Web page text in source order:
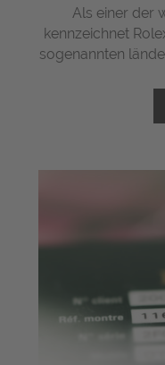
Als einer der
kennzeichnet
sogenannten